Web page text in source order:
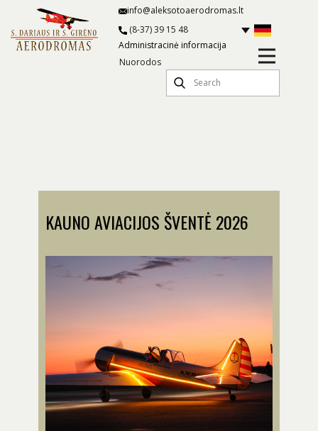
(8-37) 39 15 48
info@aleksotoaerodromas.lt
Nuorodos
Administracinė informacija
KAUNO AVIACIJOS ŠVENTĖ 2026